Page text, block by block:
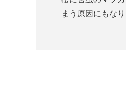
まう原因にもな